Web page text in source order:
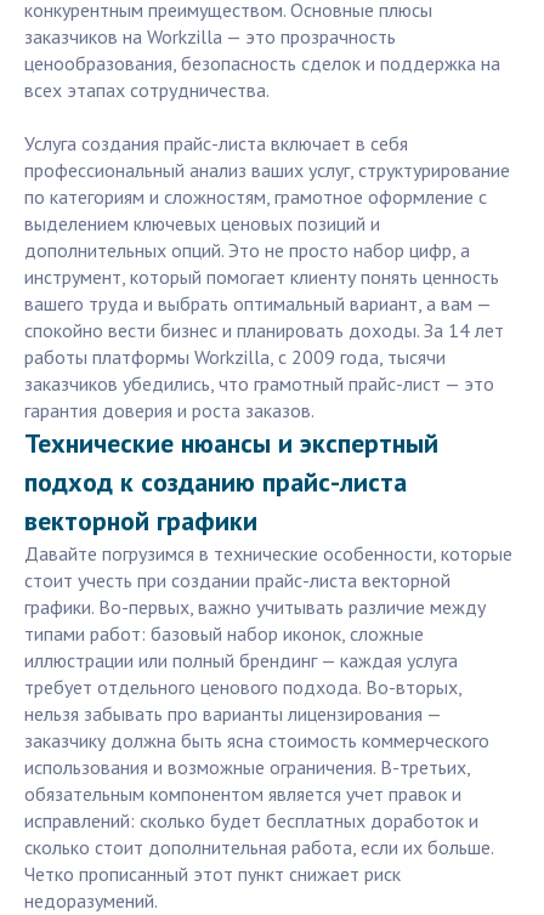
конкурентным преимуществом. Основные плюсы
заказчиков на Workzilla — это прозрачность
ценообразования, безопасность сделок и поддержка на
всех этапах сотрудничества.
Услуга создания прайс-листа включает в себя
профессиональный анализ ваших услуг, структурирование
по категориям и сложностям, грамотное оформление с
выделением ключевых ценовых позиций и
дополнительных опций. Это не просто набор цифр, а
инструмент, который помогает клиенту понять ценность
вашего труда и выбрать оптимальный вариант, а вам —
спокойно вести бизнес и планировать доходы. За 14 лет
работы платформы Workzilla, с 2009 года, тысячи
заказчиков убедились, что грамотный прайс-лист — это
гарантия доверия и роста заказов.
Технические нюансы и экспертный
подход к созданию прайс-листа
векторной графики
Давайте погрузимся в технические особенности, которые
стоит учесть при создании прайс-листа векторной
графики. Во-первых, важно учитывать различие между
типами работ: базовый набор иконок, сложные
иллюстрации или полный брендинг — каждая услуга
требует отдельного ценового подхода. Во-вторых,
нельзя забывать про варианты лицензирования —
заказчику должна быть ясна стоимость коммерческого
использования и возможные ограничения. В-третьих,
обязательным компонентом является учет правок и
исправлений: сколько будет бесплатных доработок и
сколько стоит дополнительная работа, если их больше.
Четко прописанный этот пункт снижает риск
недоразумений.